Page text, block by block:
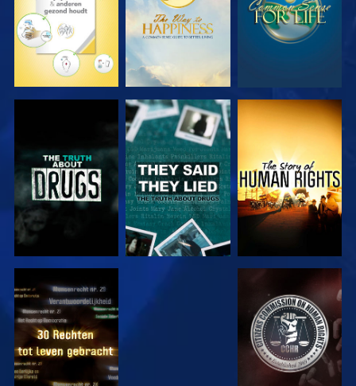
KIJK KIJK
KIJK KIJK